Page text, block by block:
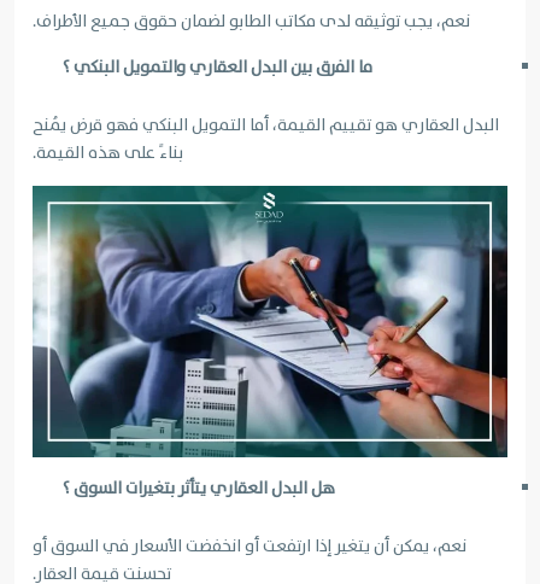
نعم، يجب توثيقه لدى مكاتب الطابو لضمان حقوق جميع الأطراف.
ما الفرق بين البدل العقاري والتمويل البنكي ؟
البدل العقاري هو تقييم القيمة، أما التمويل البنكي فهو قرض يُمنح
بناءً على هذه القيمة.
هل البدل العقاري يتأثر بتغيرات السوق ؟
نعم، يمكن أن يتغير إذا ارتفعت أو انخفضت الأسعار في السوق أو
تحسنت قيمة العقار.